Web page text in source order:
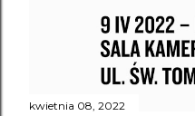
kwietnia 08, 2022